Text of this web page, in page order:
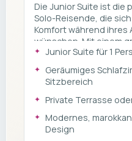
Die Junior Suite ist die
Solo-Reisende, die
Komfort während ihres
wünschen. Mit einem
Schlafzimmer inklusive
Sitzbereich, privater
Balkon und modernem
inspiriertem Design
idealen Rückzugsort
Marokkos.
Junior Suite für 1
Geräumiges
Sitzbereich
Private Terrasse
Modernes,
Design